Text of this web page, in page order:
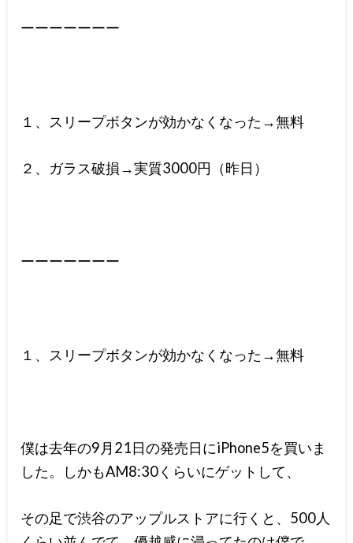
ーーーーーーー
１、スリープボタンが効かなくなった→無料
２、ガラス破損→実質3000円（昨日）
ーーーーーーー
１、スリープボタンが効かなくなった→無料
僕は去年の9月21日の発売日にiPhone5を買いま
した。しかもAM8:30くらいにゲットして、
その足で渋谷のアップルストアに行くと、500人